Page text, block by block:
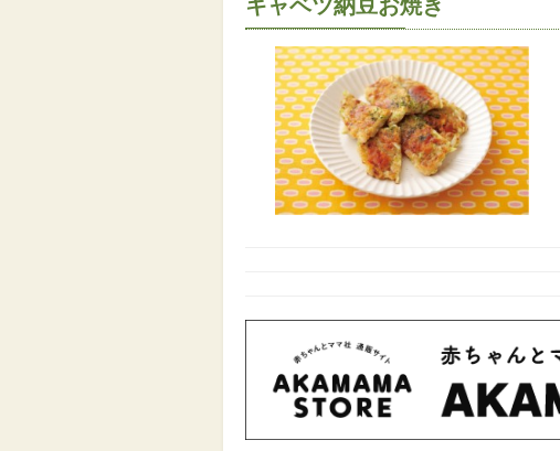
キャベツ納豆お焼き